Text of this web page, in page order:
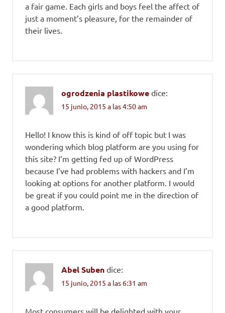
a fair game. Each girls and boys feel the affect of
just a moment’s pleasure, for the remainder of
their lives.
ogrodzenia plastikowe dice:
15 junio, 2015 a las 4:50 am
Hello! I know this is kind of off topic but I was
wondering which blog platform are you using for
this site? I’m getting fed up of WordPress
because I’ve had problems with hackers and I’m
looking at options for another platform. I would
be great if you could point me in the direction of
a good platform.
Abel Suben dice:
15 junio, 2015 a las 6:31 am